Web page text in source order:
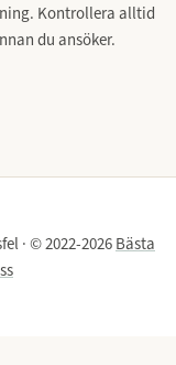
Kontrollera alltid
du ansöker.
· © 2022-2026 Bästa